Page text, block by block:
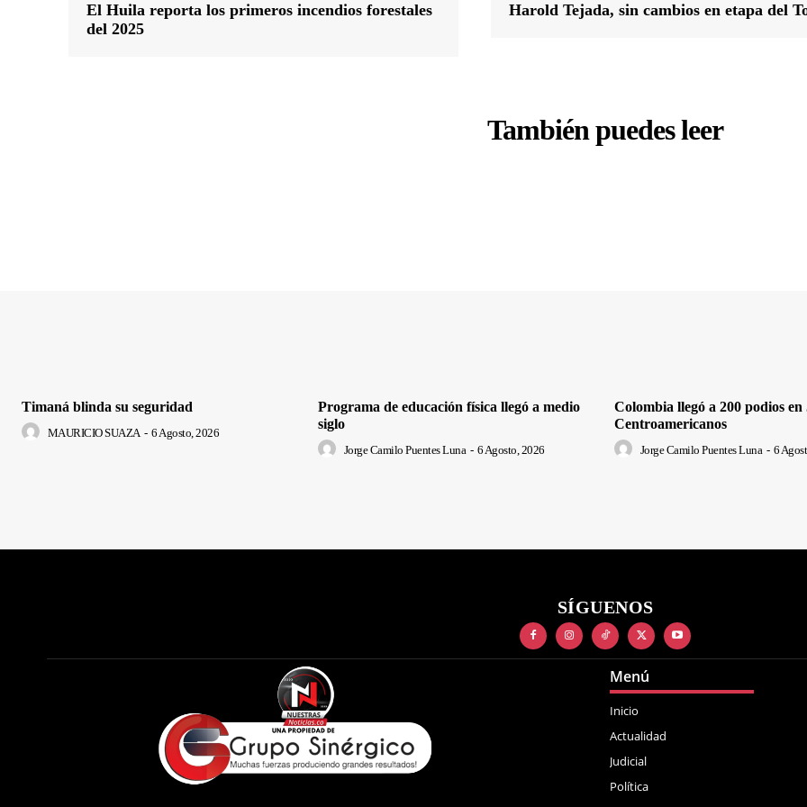
El Huila reporta los primeros incendios forestales
del 2025
Harold Tejada, sin cambios en etapa del
También puedes leer
Timaná blinda su seguridad
MAURICIO SUAZA - 6 Agosto, 2026
Programa de educación física llegó a medio
siglo
Jorge Camilo Puentes Luna - 6 Agosto, 2026
Colombia llegó a 200 podios en
Centroamericanos
Jorge Camilo Puentes Luna - 6
SÍGUENOS
Menú
Inicio
Actualidad
Judicial
Política